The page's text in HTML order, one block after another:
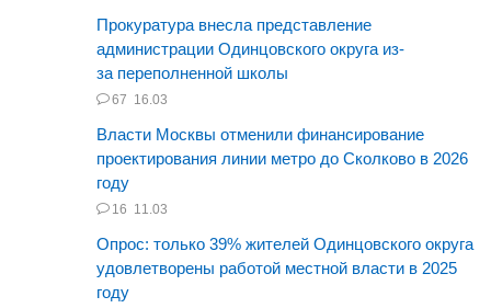
Прокуратура внесла представление
администрации Одинцовского округа из-
за переполненной школы
67 16.03
Власти Москвы отменили финансирование
проектирования линии метро до Сколково в 2026
году
16 11.03
Опрос: только 39% жителей Одинцовского округа
удовлетворены работой местной власти в 2025
году